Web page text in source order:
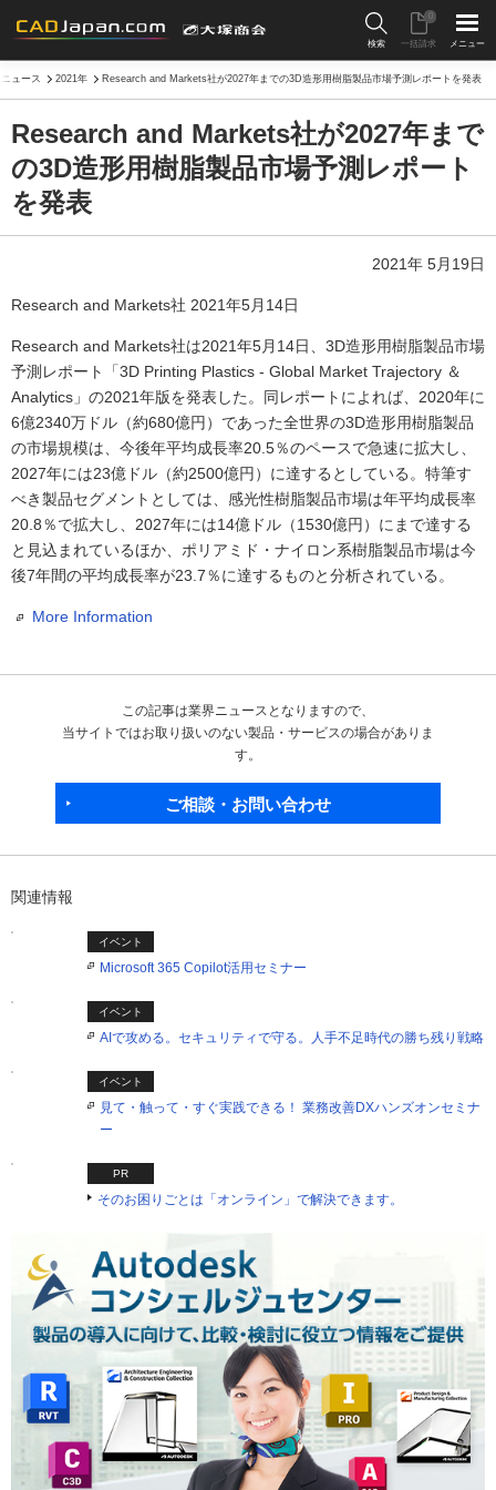
検索 一括請求
0
メニュー
ニュース 2021年 Research and Markets社が2027年までの3D造形用樹脂製品市場予測レポートを発表
Research and Markets社が2027年まで
の3D造形用樹脂製品市場予測レポート
を発表
2021年 5月19日
Research and Markets社 2021年5月14日
Research and Markets社は2021年5月14日、3D造形用樹脂製品市場
予測レポート「3D Printing Plastics - Global Market Trajectory ＆
Analytics」の2021年版を発表した。同レポートによれば、2020年に
6億2340万ドル（約680億円）であった全世界の3D造形用樹脂製品
の市場規模は、今後年平均成長率20.5％のペースで急速に拡大し、
2027年には23億ドル（約2500億円）に達するとしている。特筆す
べき製品セグメントとしては、感光性樹脂製品市場は年平均成長率
20.8％で拡大し、2027年には14億ドル（1530億円）にまで達する
と見込まれているほか、ポリアミド・ナイロン系樹脂製品市場は今
後7年間の平均成長率が23.7％に達するものと分析されている。
More Information
この記事は業界ニュースとなりますので、
当サイトではお取り扱いのない製品・サービスの場合がありま
す。
ご相談・お問い合わせ
関連情報
イベント
Microsoft 365 Copilot活用セミナー
イベント
AIで攻める。セキュリティで守る。人手不足時代の勝ち残り戦略
イベント
見て・触って・すぐ実践できる！ 業務改善DXハンズオンセミナ
ー
PR
そのお困りごとは「オンライン」で解決できます。